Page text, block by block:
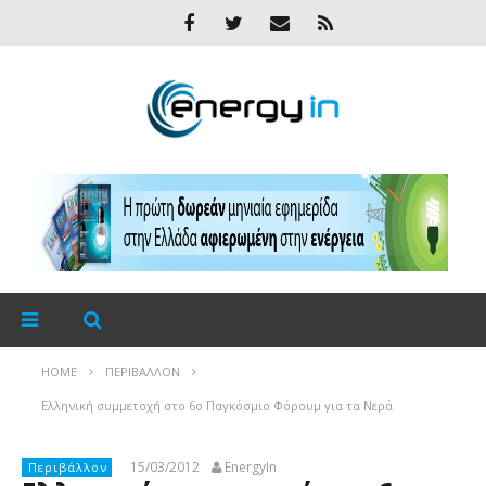
HOME ΠΕΡΙΒΆΛΛΟΝ
Ελληνική συμμετοχή στο 6ο Παγκόσμιο Φόρουμ για τα Νερά
Περιβάλλον 15/03/2012 EnergyIn